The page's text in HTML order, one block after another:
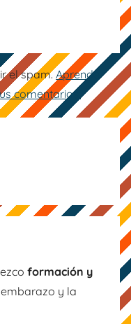
el spam.Aprende
comentarios.
formación y
y la